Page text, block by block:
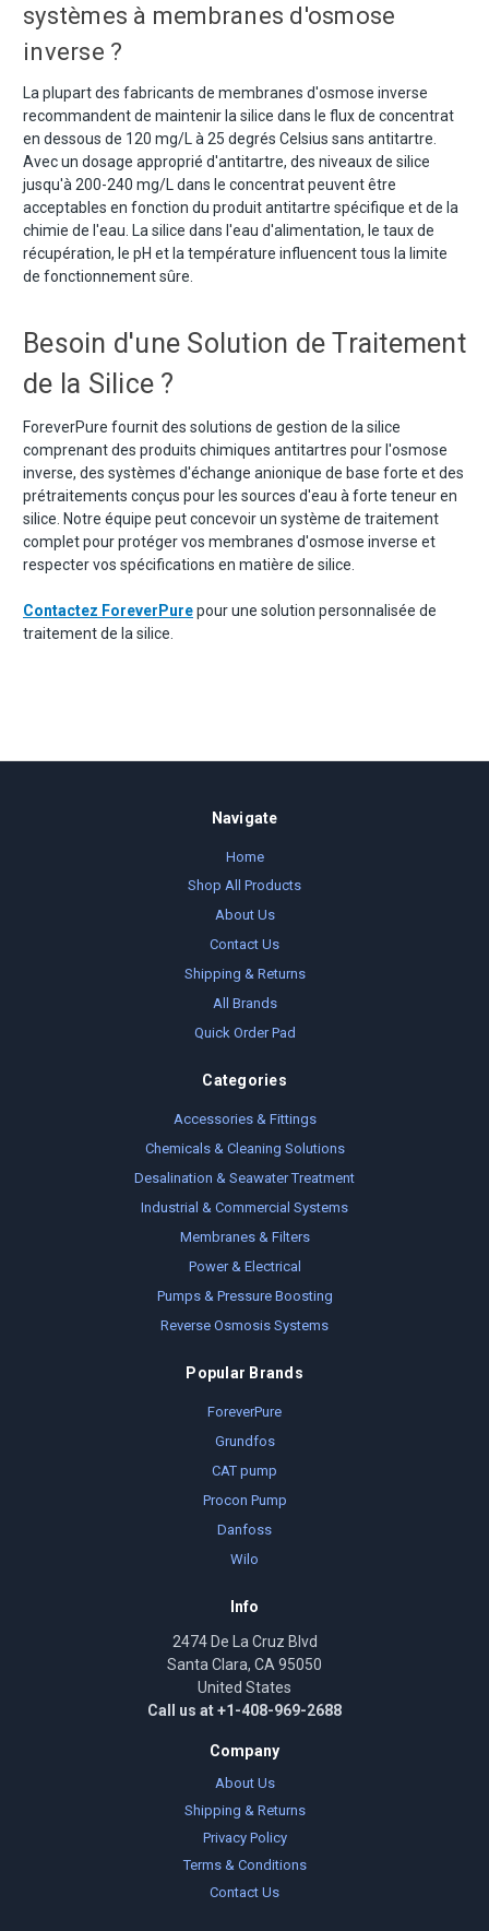
systèmes à membranes d'osmose
inverse ?
La plupart des fabricants de membranes d'osmose inverse
recommandent de maintenir la silice dans le flux de concentrat
en dessous de 120 mg/L à 25 degrés Celsius sans antitartre.
Avec un dosage approprié d'antitartre, des niveaux de silice
jusqu'à 200-240 mg/L dans le concentrat peuvent être
acceptables en fonction du produit antitartre spécifique et de la
chimie de l'eau. La silice dans l'eau d'alimentation, le taux de
récupération, le pH et la température influencent tous la limite
de fonctionnement sûre.
Besoin d'une Solution de Traitement
de la Silice ?
ForeverPure fournit des solutions de gestion de la silice
comprenant des produits chimiques antitartres pour l'osmose
inverse, des systèmes d'échange anionique de base forte et des
prétraitements conçus pour les sources d'eau à forte teneur en
silice. Notre équipe peut concevoir un système de traitement
complet pour protéger vos membranes d'osmose inverse et
respecter vos spécifications en matière de silice.
Contactez ForeverPurepour une solution personnalisée de
traitement de la silice.
Navigate
Home
Shop All Products
About Us
Contact Us
Shipping & Returns
All Brands
Quick Order Pad
Categories
Accessories & Fittings
Chemicals & Cleaning Solutions
Desalination & Seawater Treatment
Industrial & Commercial Systems
Membranes & Filters
Power & Electrical
Pumps & Pressure Boosting
Reverse Osmosis Systems
Popular Brands
ForeverPure
Grundfos
CAT pump
Procon Pump
Danfoss
Wilo
Info
2474 De La Cruz Blvd
Santa Clara, CA 95050
United States
Call us at +1-408-969-2688
Company
About Us
Shipping & Returns
Privacy Policy
Terms & Conditions
Contact Us